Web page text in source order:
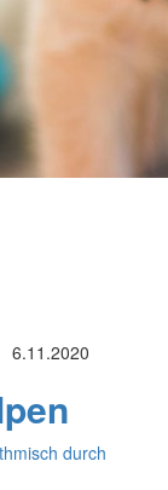
6.11.2020
durch